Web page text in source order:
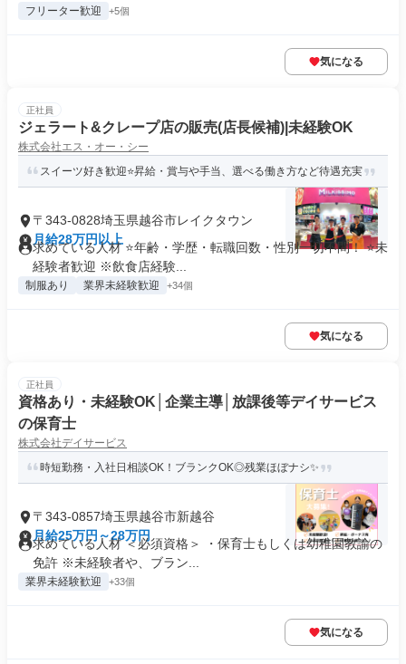
フリーター歓迎 +5個
気になる
正社員
ジェラート&クレープ店の販売(店長候補)|未経験OK
株式会社エス・オー・シー
スイーツ好き歓迎⭐昇給・賞与や手当、選べる働き方など待遇充実
〒343-0828埼玉県越谷市レイクタウン
月給28万円以上
求めている人材 ⭐年齢・学歴・転職回数・性別一切不問！ ⭐未
経験者歓迎 ※飲食店経験...
制服あり 業界未経験歓迎 +34個
気になる
正社員
資格あり・未経験OK│企業主導│放課後等デイサービス
の保育士
株式会社デイサービス
時短勤務・入社日相談OK！ブランクOK◎残業ほぼナシ✨
〒343-0857埼玉県越谷市新越谷
月給25万円～28万円
求めている人材 ＜必須資格＞ ・保育士もしくは幼稚園教諭の
免許 ※未経験者や、ブラン...
業界未経験歓迎 +33個
気になる